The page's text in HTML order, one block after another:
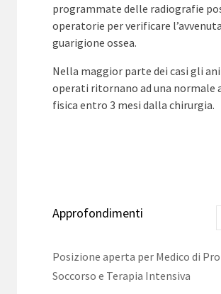
programmate delle radiografie
operatorie per verificare l’avvenuta
guarigione ossea.
Nella maggior parte dei casi gli
operati ritornano ad una normale
fisica entro 3 mesi dalla chirurgia.
Approfondimenti
Posizione aperta per Medico di
Soccorso e Terapia Intensiva